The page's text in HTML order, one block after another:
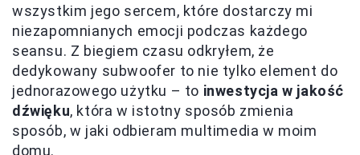
wszystkim jego sercem, które dostarczy mi
niezapomnianych emocji podczas każdego
seansu. Z biegiem czasu odkryłem, że
dedykowany subwoofer to nie tylko element do
jednorazowego użytku – to inwestycja w jakość
dźwięku, która w istotny sposób zmienia
sposób, w jaki odbieram multimedia w moim
domu.